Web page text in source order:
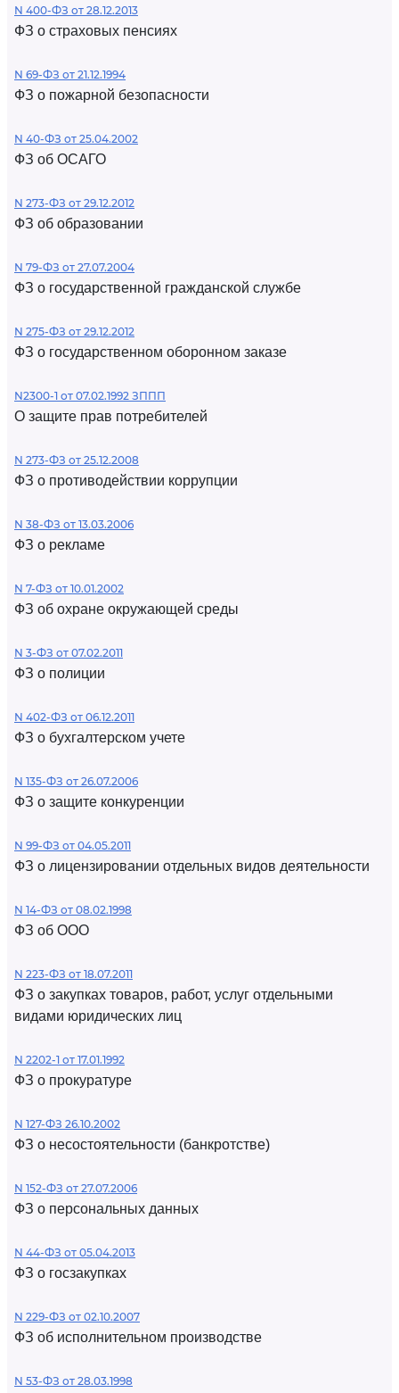
N 400-ФЗ от 28.12.2013
ФЗ о страховых пенсиях
N 69-ФЗ от 21.12.1994
ФЗ о пожарной безопасности
N 40-ФЗ от 25.04.2002
ФЗ об ОСАГО
N 273-ФЗ от 29.12.2012
ФЗ об образовании
N 79-ФЗ от 27.07.2004
ФЗ о государственной гражданской службе
N 275-ФЗ от 29.12.2012
ФЗ о государственном оборонном заказе
N2300-1 от 07.02.1992 ЗППП
О защите прав потребителей
N 273-ФЗ от 25.12.2008
ФЗ о противодействии коррупции
N 38-ФЗ от 13.03.2006
ФЗ о рекламе
N 7-ФЗ от 10.01.2002
ФЗ об охране окружающей среды
N 3-ФЗ от 07.02.2011
ФЗ о полиции
N 402-ФЗ от 06.12.2011
ФЗ о бухгалтерском учете
N 135-ФЗ от 26.07.2006
ФЗ о защите конкуренции
N 99-ФЗ от 04.05.2011
ФЗ о лицензировании отдельных видов деятельности
N 14-ФЗ от 08.02.1998
ФЗ об ООО
N 223-ФЗ от 18.07.2011
ФЗ о закупках товаров, работ, услуг отдельными
видами юридических лиц
N 2202-1 от 17.01.1992
ФЗ о прокуратуре
N 127-ФЗ 26.10.2002
ФЗ о несостоятельности (банкротстве)
N 152-ФЗ от 27.07.2006
ФЗ о персональных данных
N 44-ФЗ от 05.04.2013
ФЗ о госзакупках
N 229-ФЗ от 02.10.2007
ФЗ об исполнительном производстве
N 53-ФЗ от 28.03.1998